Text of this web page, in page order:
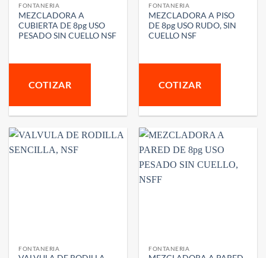
FONTANERIA
MEZCLADORA A
CUBIERTA DE 8pg USO
PESADO SIN CUELLO NSF
COTIZAR
FONTANERIA
MEZCLADORA A PISO
DE 8pg USO RUDO, SIN
CUELLO NSF
COTIZAR
FONTANERIA FONTANERIA